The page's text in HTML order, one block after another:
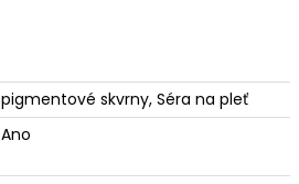
pigmentové skvrny, Séra na pleť
Ano